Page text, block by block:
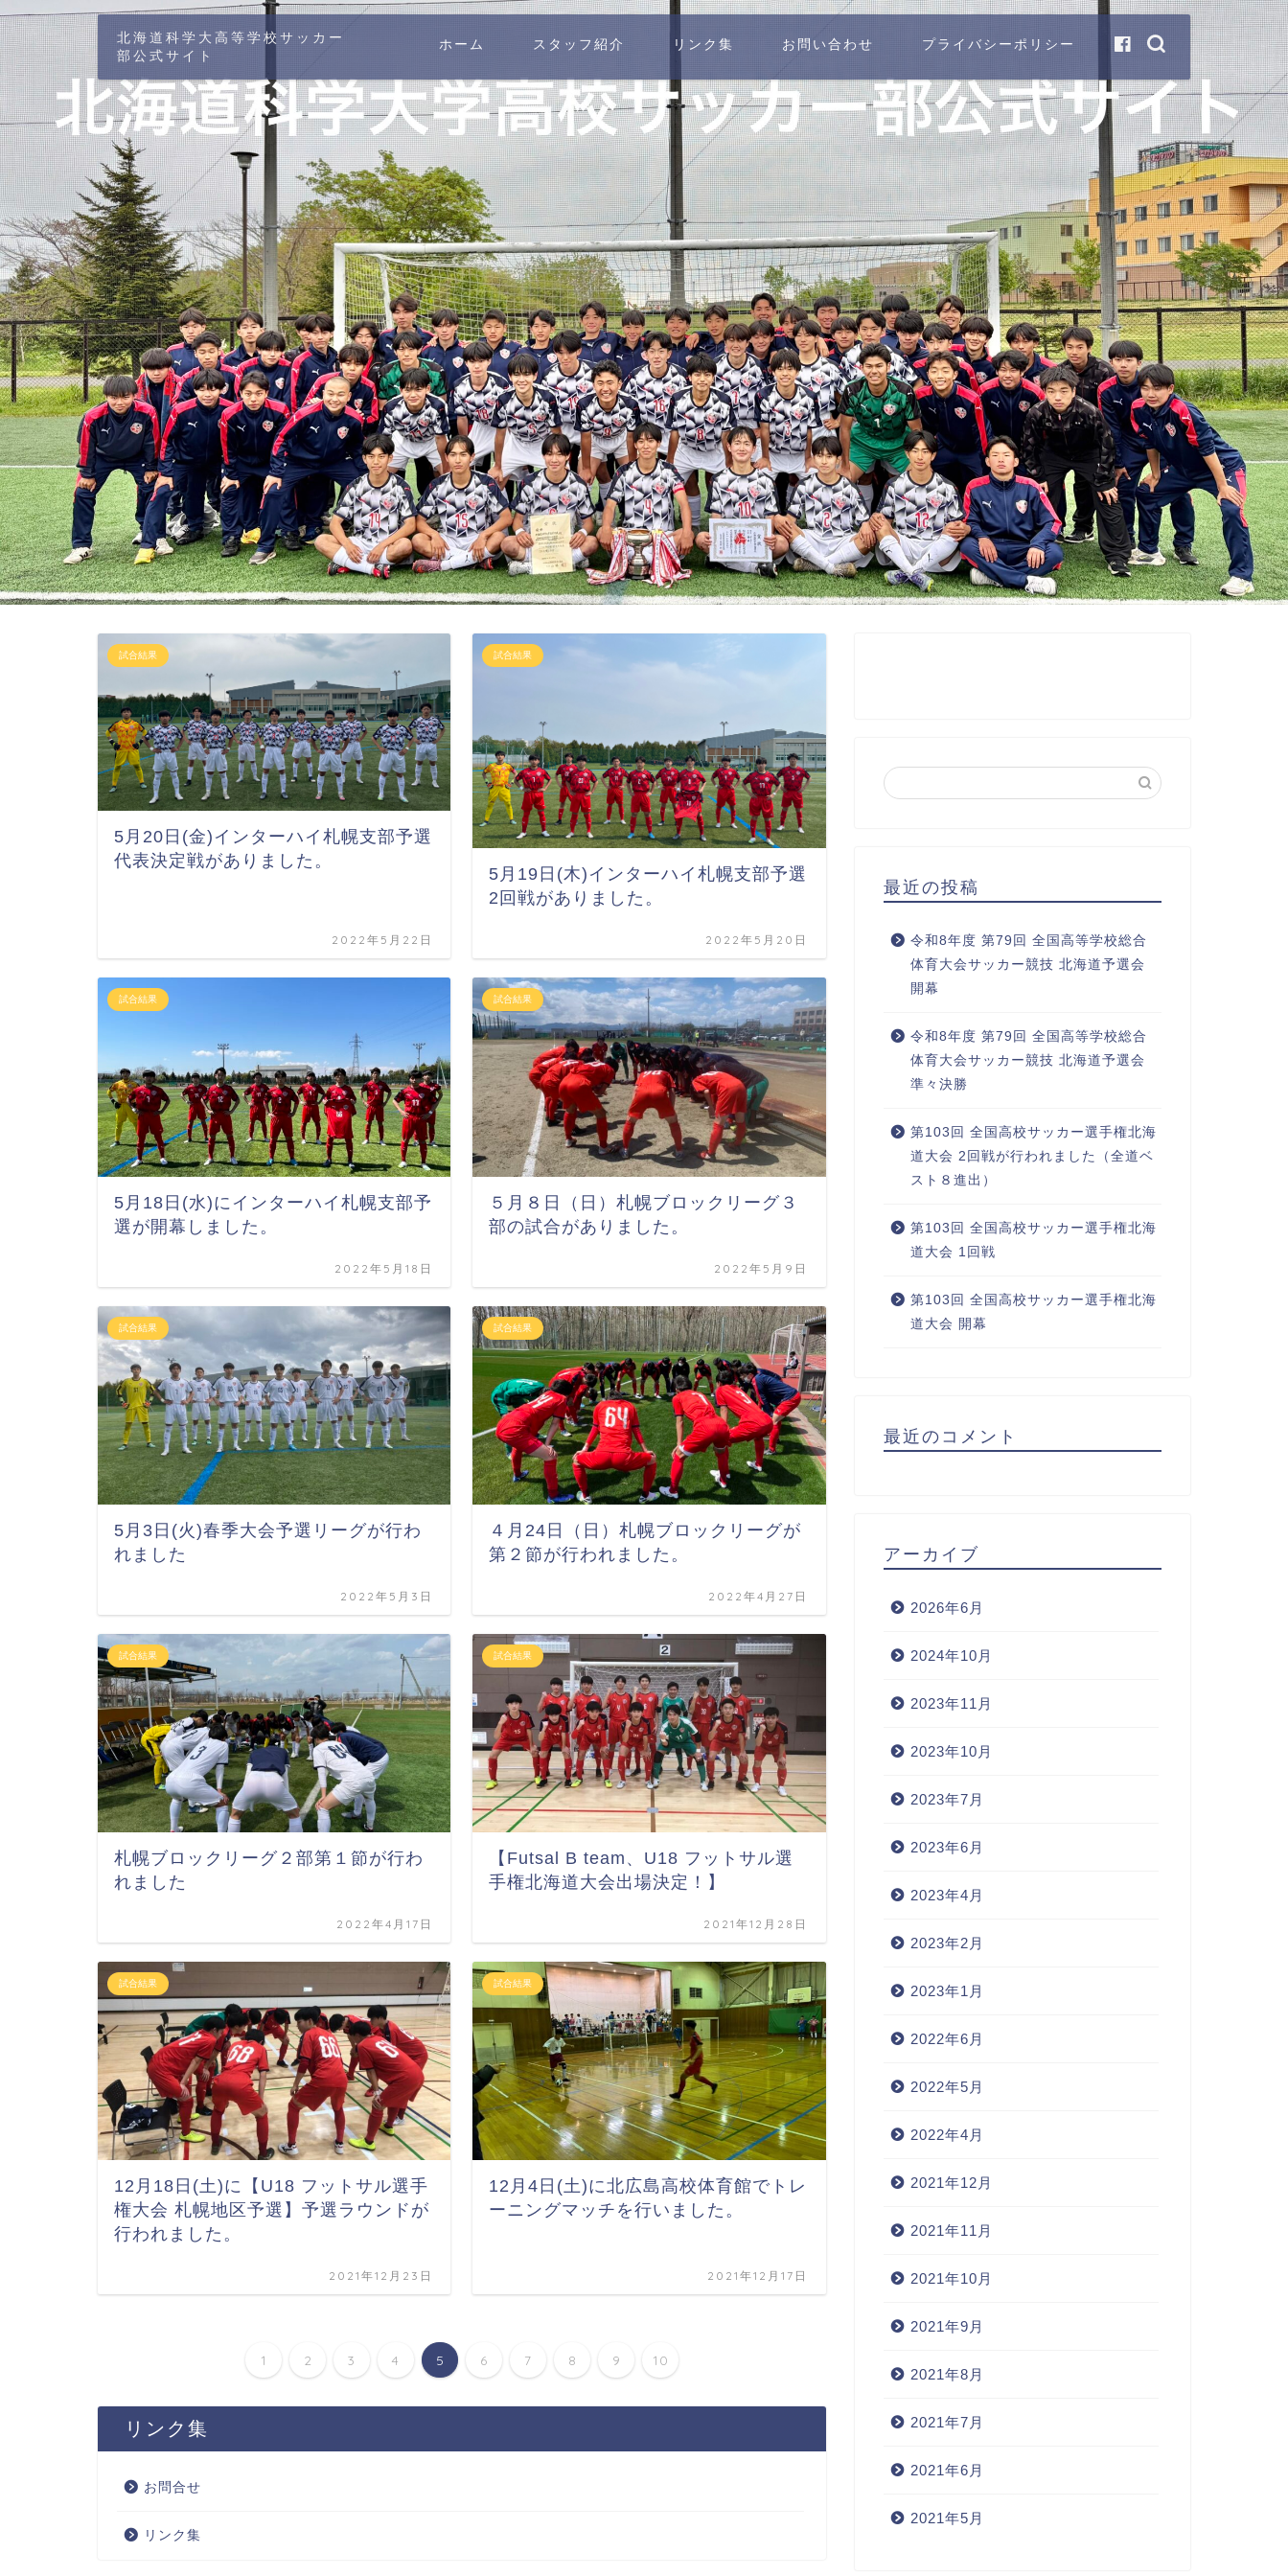
北海道科学大高等学校サッカー
部公式サイト
ホーム スタッフ紹介 リンク集 お問い合わせ プライバシーポリシー
試合結果
5月20日(金)インターハイ札幌支部予選
代表決定戦がありました。
2022年5月22日
試合結果
5月19日(木)インターハイ札幌支部予選
2回戦がありました。
2022年5月20日
試合結果
5月18日(水)にインターハイ札幌支部予
選が開幕しました。
2022年5月18日
試合結果
５月８日（日）札幌ブロックリーグ３
部の試合がありました。
2022年5月9日
試合結果
5月3日(火)春季大会予選リーグが行わ
れました
2022年5月3日
試合結果
４月24日（日）札幌ブロックリーグが
第２節が行われました。
2022年4月27日
試合結果
札幌ブロックリーグ２部第１節が行わ
れました
2022年4月17日
試合結果
【Futsal B team、U18 フットサル選
手権北海道大会出場決定！】
2021年12月28日
試合結果
12月18日(土)に【U18 フットサル選手
権大会 札幌地区予選】予選ラウンドが
行われました。
2021年12月23日
試合結果
12月4日(土)に北広島高校体育館でトレ
ーニングマッチを行いました。
2021年12月17日
1 2 3 4 5 6 7 8 9 10
リンク集
お問合せ
リンク集
最近の投稿
令和8年度 第79回 全国高等学校総合
体育大会サッカー競技 北海道予選会
開幕
令和8年度 第79回 全国高等学校総合
体育大会サッカー競技 北海道予選会
準々決勝
第103回 全国高校サッカー選手権北海
道大会 2回戦が行われました（全道ベ
スト８進出）
第103回 全国高校サッカー選手権北海
道大会 1回戦
第103回 全国高校サッカー選手権北海
道大会 開幕
最近のコメント
アーカイブ
2026年6月
2024年10月
2023年11月
2023年10月
2023年7月
2023年6月
2023年4月
2023年2月
2023年1月
2022年6月
2022年5月
2022年4月
2021年12月
2021年11月
2021年10月
2021年9月
2021年8月
2021年7月
2021年6月
2021年5月